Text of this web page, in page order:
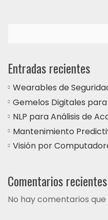
Entradas recientes
Wearables de
Gemelos Digitales
NLP para Análisis de
Mantenimiento
Visión por
Comentarios recientes
No hay comentarios